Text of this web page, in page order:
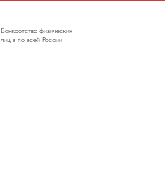
Банкротство физических
лиц в по всей России